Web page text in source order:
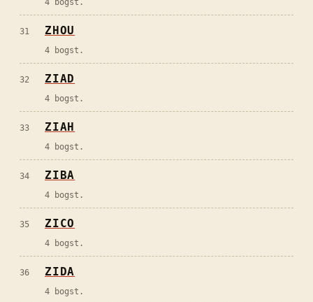
31 ZHOU
4 bogst.
32 ZIAD
4 bogst.
33 ZIAH
4 bogst.
34 ZIBA
4 bogst.
35 ZICO
4 bogst.
36 ZIDA
4 bogst.